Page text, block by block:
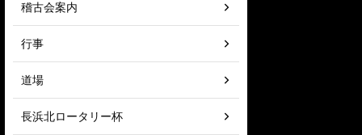
稽古会案内
行事
道場
長浜北ロータリー杯